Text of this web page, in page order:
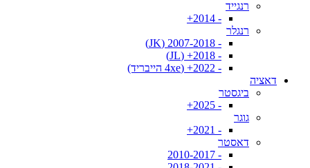
רנגייד
- 2014+
רנגלר
- 2007-2018 (JK)
- 2018+ (JL)
- 2022+ (4xe הייבריד)
דאציה
ביגסטר
- 2025+
גוגר
- 2021+
דאסטר
- 2010-2017